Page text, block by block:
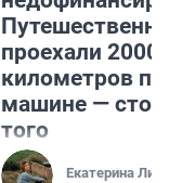
проехали 2000
километров по
машине —
того
Екатерина